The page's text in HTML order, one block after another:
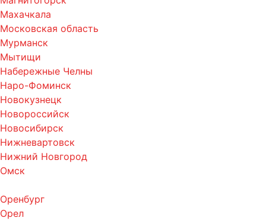
Махачкала
Московская область
Мурманск
Мытищи
Набережные Челны
Наро-Фоминск
Новокузнецк
Новороссийск
Новосибирск
Нижневартовск
Нижний Новгород
Омск
Оренбург
Орел